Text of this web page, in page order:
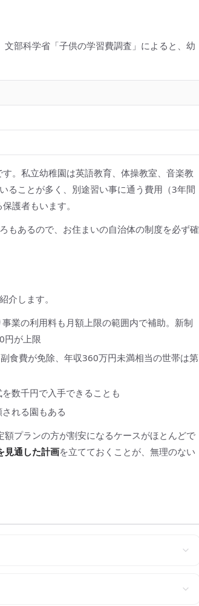
部科学省「子供の学習費調査」によると、幼
。私立幼稚園は英語教育、体操教室、音楽教
ることが多く、別途習い事に通う費用（3年間
護者もいます。
もあるので、お住まいの自治体の制度を必ず確
介します。
業の利用料も月額上限の範囲内で補助。新制
円が上限
食費が免除、年収360万円未満相当の世帯は第
数千円で入手できることも
れる園もある
プランの方が割安になるケースがほとんどで
見通した計画を立てておくことが、無理のない